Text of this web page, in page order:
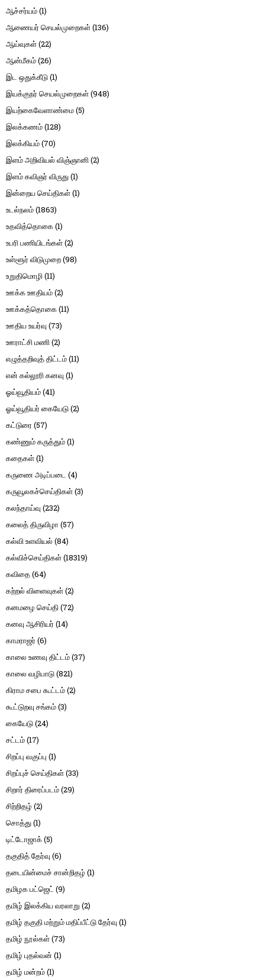
ஆச்சர்யம்(1)
ஆணையர் செயல்முறைகள்(136)
ஆய்வுகள்(22)
ஆன்மீகம்(26)
இட ஒதுக்கீடு(1)
இயக்குநர் செயல்முறைகள்(948)
இயற்கைவேளாண்மை(5)
இலக்கணம்(128)
இலக்கியம்(70)
இளம் அறிவியல் விஞ்ஞானி(2)
இளம் கவிஞர் விருது(1)
இன்றைய செய்திகள்(1)
உடல்நலம்(1863)
உதவித்தொகை(1)
உபரி பணியிடங்கள்(2)
உள்ளூர் விடுமுறை(98)
உறுதிமொழி(11)
ஊக்க ஊதியம்(2)
ஊக்கத்தொகை(11)
ஊதிய உயர்வு (73)
ஊராட்சி மணி(2)
எழுத்தறிவுத் திட்டம்(11)
என் கல்லூரி கனவு (1)
ஓய்வூதியம்(41)
ஓய்வூதியர் கையேடு(2)
கட்டுரை (57)
கண்ணும் கருத்தும்(1)
கதைகள்(1)
கருணை அடிப்படை (4)
கருவூலகச்செய்திகள்(3)
கலந்தாய்வு (232)
கலைத் திருவிழா (57)
கல்வி உளவியல் (84)
கல்விச்செய்திகள்(18319)
கவிதை(64)
கற்றல் விளைவுகள்(2)
கனமழை செய்தி(72)
கனவு ஆசிரியர் (14)
காமராஜர் (6)
காலை உணவு திட்டம்(37)
காலை வழிபாடு(821)
கிராம சபை கூட்டம்(2)
கூட்டுறவு சங்கம்(3)
கையேடு(24)
சட்டம்(17)
சிறப்பு வகுப்பு (1)
சிறப்புச் செய்திகள்(33)
சிறார் திரைப்படம்(29)
சிற்றிதழ் (2)
சொத்து(1)
டிட்டோஜாக்(5)
தகுதித் தேர்வு (6)
தடையின்மைச் சான்றிதழ் (1)
தமிழக பட்ஜெட் (9)
தமிழ் இலக்கிய வரலாறு (2)
தமிழ் தகுதி மற்றும் மதிப்பீட்டு தேர்வு (1)
தமிழ் நூல்கள்(73)
தமிழ் புதல்வன் (1)
தமிழ் மன்றம்(1)